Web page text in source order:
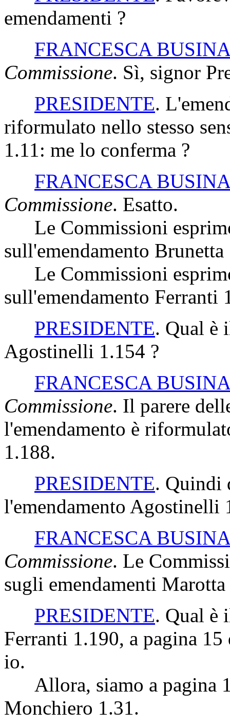
emendamenti ?
FRANCESCA
Commissione. Sì, signor
PRESIDENTE.
riformulato nello stesso
1.11: me lo conferma ?
FRANCESCA
Commissione. Esatto.
Le Commissioni
sull'emendamento Brunetta
Le Commissioni
sull'emendamento Ferranti
PRESIDENTE. Qual è
Agostinelli 1.154 ?
FRANCESCA
Commissione. Il parere
l'emendamento è
1.188.
PRESIDENTE. Quindi
l'emendamento Agostinelli
FRANCESCA
Commissione. Le
sugli emendamenti
PRESIDENTE. Qual è
Ferranti 1.190, a pagina
io.
Allora, siamo a pagina
Monchiero 1.31.